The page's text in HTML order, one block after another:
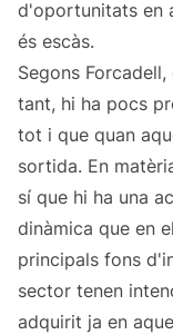
d'oportunitats en
és escàs.
Segons
tant, hi ha pocs
tot i que quan
sortida. En
sí que hi ha una
dinàmica que en
principals fons
sector tenen
adquirit ja en